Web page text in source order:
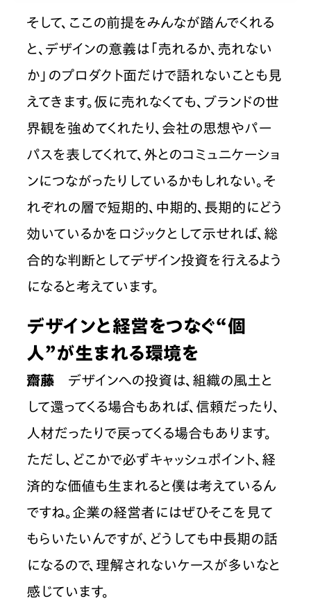
そして、ここの前提をみんなが踏んでくれる
と、デザインの意義は「売れるか、売れない
か」のプロダクト面だけで語れないことも見
えてきます。仮に売れなくても、ブランドの世
界観を強めてくれたり、会社の思想やパー
パスを表してくれて、外とのコミュニケーショ
ンにつながったりしているかもしれない。そ
れぞれの層で短期的、中期的、長期的にどう
効いているかをロジックとして示せれば、総
合的な判断としてデザイン投資を行えるよう
になると考えています。
デザインと経営をつなぐ“個
人”が生まれる環境を
齋藤 デザインへの投資は、組織の風土と
して還ってくる場合もあれば、信頼だったり、
人材だったりで戻ってくる場合もあります。
ただし、どこかで必ずキャッシュポイント、経
済的な価値も生まれると僕は考えているん
ですね。企業の経営者にはぜひそこを見て
もらいたいんですが、どうしても中長期の話
になるので、理解されないケースが多いなと
感じています。